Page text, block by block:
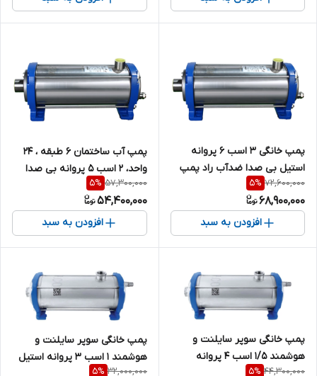
پمپ خانگی ۳ اسب ۶ پروانه
استیل بی صدا ضدآب راد پمپ
9SS06 | سایلنت
72,600,000
5%
68,900,000
افزودن به سبد
پمپ آب ساختمان ۶ طبقه ، ۲۴
واحد، ۲ اسب ۵ پروانه بی صدا
سایلنت ( با ورودی و خروجی
تقویت شده )
57,300,000
5%
54,400,000
افزودن به سبد
پمپ خانگی سوپر سایلنت و
هوشمند 1/5 اسب 4 پروانه
44,300,000
5%
پمپ خانگی سوپر سایلنت و
هوشمند 1 اسب 3 پروانه استیل
32,000,000
5%